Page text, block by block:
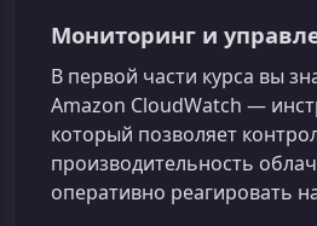
Мониторинг и
В первой части курса вы
Amazon CloudWatch —
который позволяет
производительность
оперативно реагировать